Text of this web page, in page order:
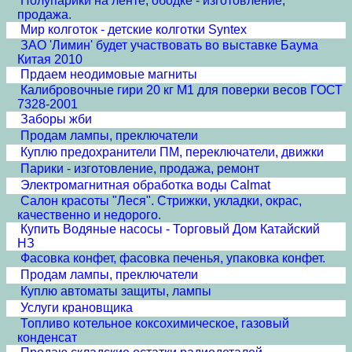
продажа.
Мир колготок - детские колготки Syntex
ЗАО 'Лимин' будет участвовать во выставке Баума
Китая 2010
Прдаем неодимовые магниты
Калибровочные гири 20 кг М1 для поверки весов ГОСТ
7328-2001
Заборы жби
Продам лампы, преключатели
Куплю предохранители ПМ, переключатели, движки
Парики - изготовление, продажа, ремонт
Электромагнитная обработка воды Calmat
Cалон красоты "Леся". Стрижки, укладки, окрас,
качественно и недорого.
Купить Водяные насосы - Торговый Дом Катайский
НЗ
Фасовка конфет, фасовка печенья, упаковка конфет.
Продам лампы, преключатели
Куплю автоматы защиты, лампы
Услуги крановщика
Топливо котельное коксохимическое, газовый
конденсат